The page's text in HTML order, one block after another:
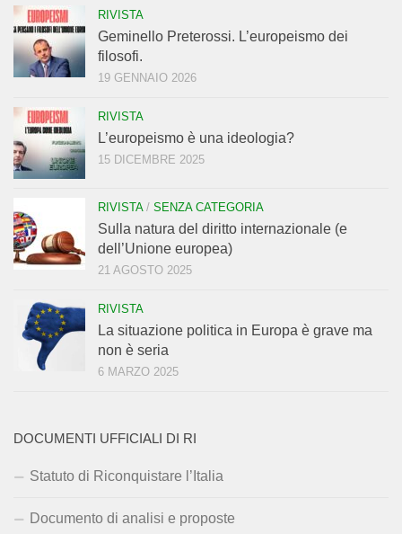
RIVISTA
Geminello Preterossi. L’europeismo dei
filosofi.
19 GENNAIO 2026
RIVISTA
L’europeismo è una ideologia?
15 DICEMBRE 2025
RIVISTA/ SENZA CATEGORIA
Sulla natura del diritto internazionale (e
dell’Unione europea)
21 AGOSTO 2025
RIVISTA
La situazione politica in Europa è grave ma
non è seria
6 MARZO 2025
DOCUMENTI UFFICIALI DI RI
Statuto di Riconquistare l’Italia
Documento di analisi e proposte